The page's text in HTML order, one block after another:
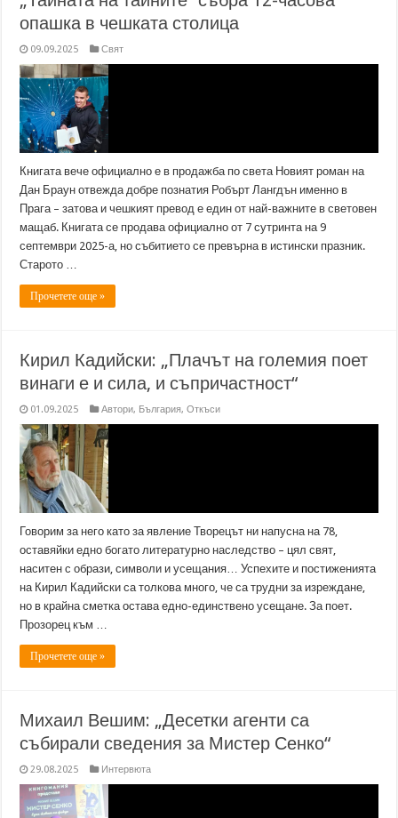
опашка в чешката столица
09.09.2025 Свят
Книгата вече официално е в продажба по света Новият роман на
Дан Браун отвежда добре познатия Робърт Лангдън именно в
Прага – затова и чешкият превод е един от най-важните в световен
мащаб. Книгата се продава официално от 7 сутринта на 9
септември 2025-а, но събитието се превърна в истински празник.
Старото …
Прочетете още »
Кирил Кадийски: „Плачът на големия поет
винаги е и сила, и съпричастност“
01.09.2025 Автори, България,Откъси
Говорим за него като за явление Творецът ни напусна на 78,
оставяйки едно богато литературно наследство – цял свят,
наситен с образи, символи и усещания… Успехите и постиженията
на Кирил Кадийски са толкова много, че са трудни за изреждане,
но в крайна сметка остава едно-единствено усещане. За поет.
Прозорец към …
Прочетете още »
Михаил Вешим: „Десетки агенти са
събирали сведения за Мистер Сенко“
29.08.2025 Интервюта